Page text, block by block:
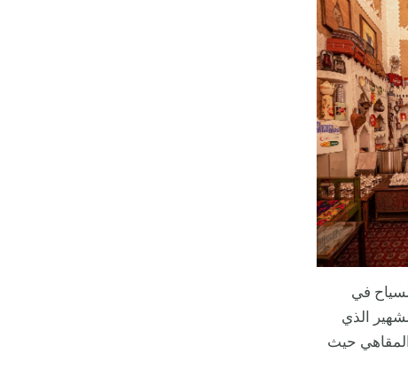
في
الذي
حيث